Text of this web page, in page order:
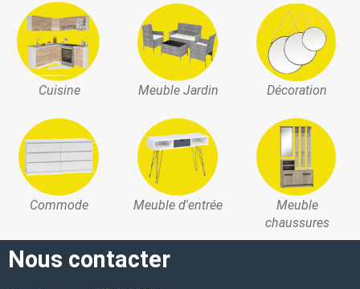
Cuisine Meuble Jardin Décoration
Commode Meuble d'entrée
Meuble
chaussures
Nous contacter